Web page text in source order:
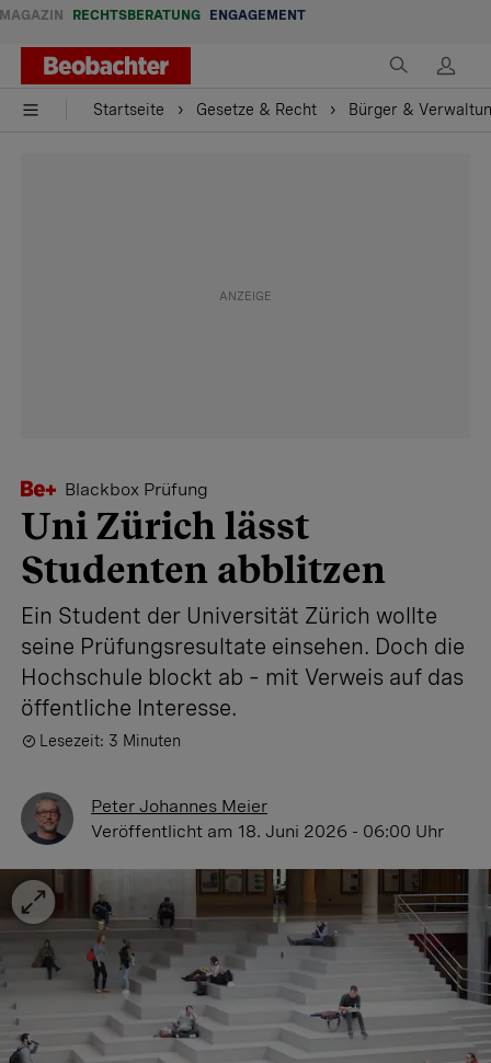
MAGAZIN RECHTSBERATUNG ENGAGEMENT
Startseite Gesetze & Recht Bürger &
Blackbox Prüfung
Uni Zürich lässt
Studenten abblitzen
Ein Student der Universität Zürich wollte
seine Prüfungsresultate einsehen. Doch die
Hochschule blockt ab – mit Verweis auf das
öffentliche Interesse.
Lesezeit: 3 Minuten
Peter Johannes Meier
Veröffentlicht am 18. Juni 2026 - 06:00 Uhr